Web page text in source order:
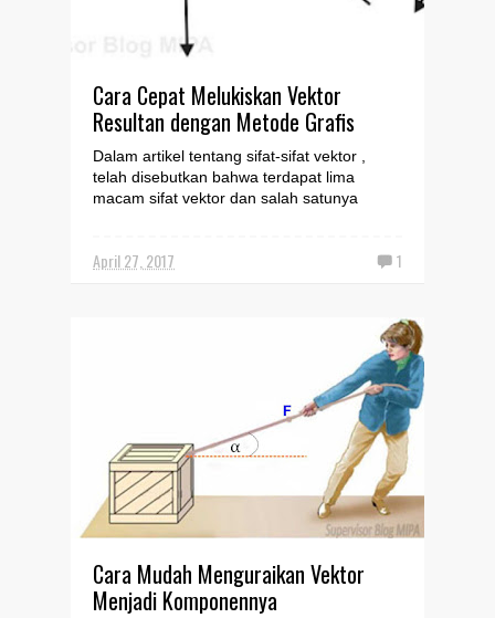
Cara Cepat Melukiskan Vektor
Resultan dengan Metode Grafis
Dalam artikel tentang sifat-sifat vektor ,
telah disebutkan bahwa terdapat lima
macam sifat vektor dan salah satunya
April 27, 2017 1
Cara Mudah Menguraikan Vektor
Menjadi Komponennya